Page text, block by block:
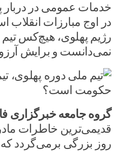
خدمات عمومی در دربار
در اوج مبارزات انقلاب
رژیم پهلوی، هیچ‌کس تیم
نمی‌دانست و برایش
گروه جامعه خبرگزاری
قدیمی‌ترین خاطرات
روز بزرگی برمی‌گردد